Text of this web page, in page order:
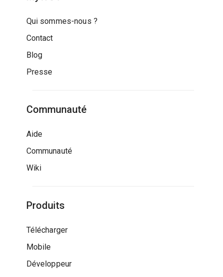
Qui sommes-nous ?
Contact
Blog
Presse
Communauté
Aide
Communauté
Wiki
Produits
Télécharger
Mobile
Développeur